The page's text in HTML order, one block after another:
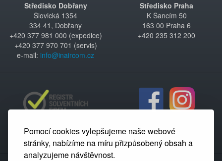
Pomocí cookies vylepšujeme naše webové
stránky, nabízíme na míru přizpůsobený obsah a
analyzujeme návštěvnost.
Středisko Dobřany
Šlovická 1354
334 41, Dobřany
+420 377 981 000 (expedice)
+420 377 970 701 (servis)
e-mail: info@inaircom.cz
Středisko Praha
K Šancím 50
163 00 Praha 6
+420 235 312 200